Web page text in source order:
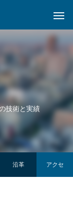
技術と実績
沿革 アクセ